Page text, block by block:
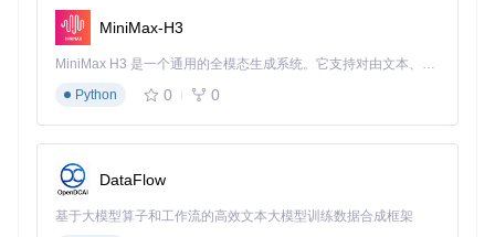
MiniMax-H3
MiniMax H3 是一个通用的全模态生成系统。它支持对由文本、图像、视频和音频组成的多模态上下文进行统一理解，并能生成分辨率高达 2K、时长可达 15 秒的带原生立体声音频的视频。得益于面向任务泛化的系统设计，H3 在预训练阶段就已具备广泛的多模态上下文理解与生成能力，能够出色地执行复杂的多模态指令。
Python
0 0
DataFlow
基于大模型算子和工作流的高效文本大模型训练数据合成框架